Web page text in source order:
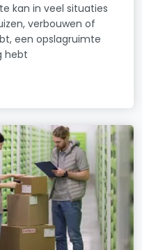
kan in veel situaties
verbouwen of
een opslagruimte
hebt